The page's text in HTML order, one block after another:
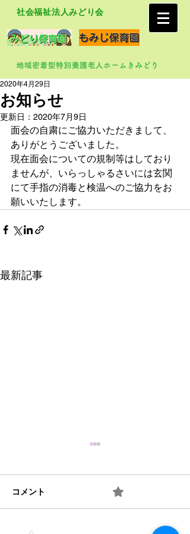
社会福祉法人みどり会
お知らせ
2020年4月29日
更新日： 2020年7月9日
面会の自粛にご協力いただきまして、
ありがとうございました。
現在面会についての規制等はしており
ませんが、いらっしゃるさいには玄関
にて手指の消毒と検温へのご協力をお
願いいたします。
最新記事
コメント